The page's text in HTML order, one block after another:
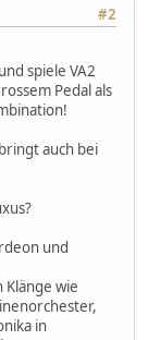
#2
spiele VA2
Pedal als
auch bei
und
wie
in